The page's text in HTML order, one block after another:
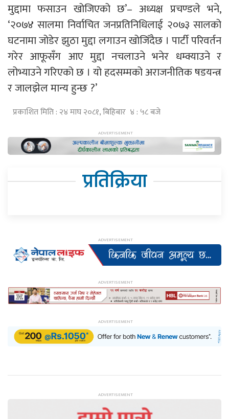
मुद्दामा फसाउन खोजिएको छ’– अध्यक्ष प्रचण्डले भने,
‘२०७४ सालमा निर्वाचित जनप्रतिनिधिलाई २०७३ सालको
घटनामा जोडेर झुठा मुद्दा लगाउन खोजिँदैछ । पार्टी परिवर्तन
गरेर आफूसँग आए मुद्दा नचलाउने भनेर धम्क्याउने र
लोभ्याउने गरिएको छ । यो हदसम्मको अराजनीतिक षडयन्त्र
र जालझेल मान्य हुन्छ ?’
प्रकाशित मिति : २४ माघ २०८१, बिहिबार ४ : ५८ बजे
प्रतिक्रिया